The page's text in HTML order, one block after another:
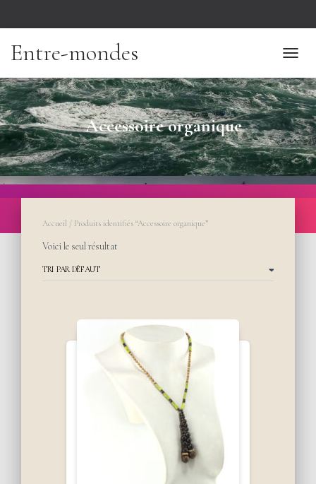
Entre-mondes
Accessoire organique
Accueil / Produits identifiés “Accessoire organique”
Voici le seul résultat